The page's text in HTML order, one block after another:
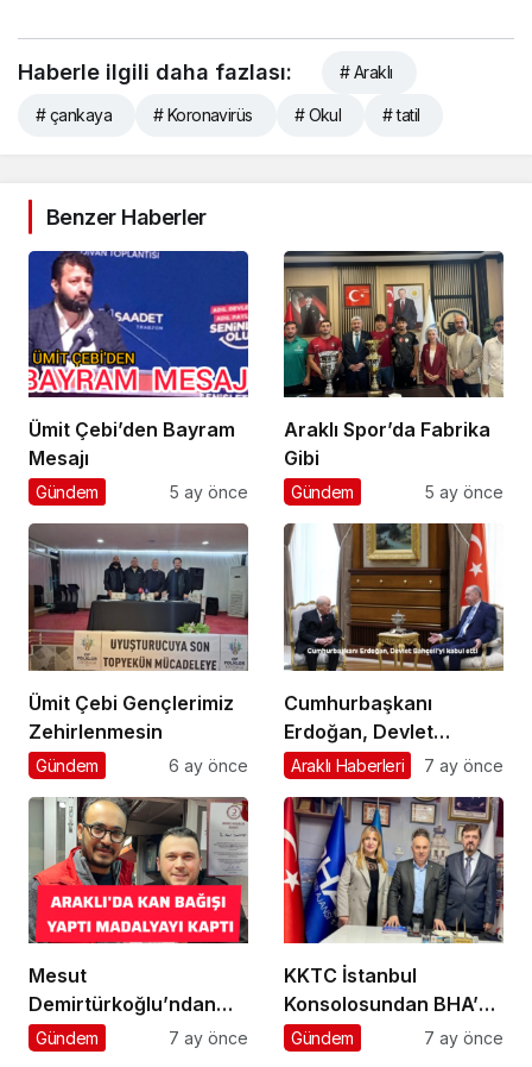
Haberle ilgili daha fazlası: # Araklı
# çankaya # Koronavirüs # Okul # tatil
Benzer Haberler
Ümit Çebi’den Bayram
Mesajı
Gündem 5 ay önce
Araklı Spor’da Fabrika
Gibi
Gündem 5 ay önce
Ümit Çebi Gençlerimiz
Zehirlenmesin
Gündem 6 ay önce
Cumhurbaşkanı
Erdoğan, Devlet
Bahçeli’yi kabul etti
Araklı Haberleri 7 ay önce
Mesut
Demirtürkoğlu’ndan
Örnek Davranış
Gündem 7 ay önce
KKTC İstanbul
Konsolosundan BHA’ya
Ziyaret
Gündem 7 ay önce